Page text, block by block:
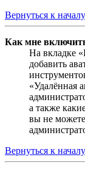
Вернуться к началу
Как мне
На вкладке
добавить
«Удалённая
а также
вы не можете
Вернуться к началу